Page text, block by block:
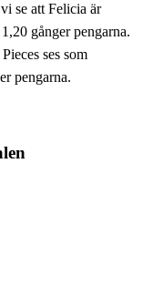
se att Felicia är
gånger pengarna.
ses som
pengarna.